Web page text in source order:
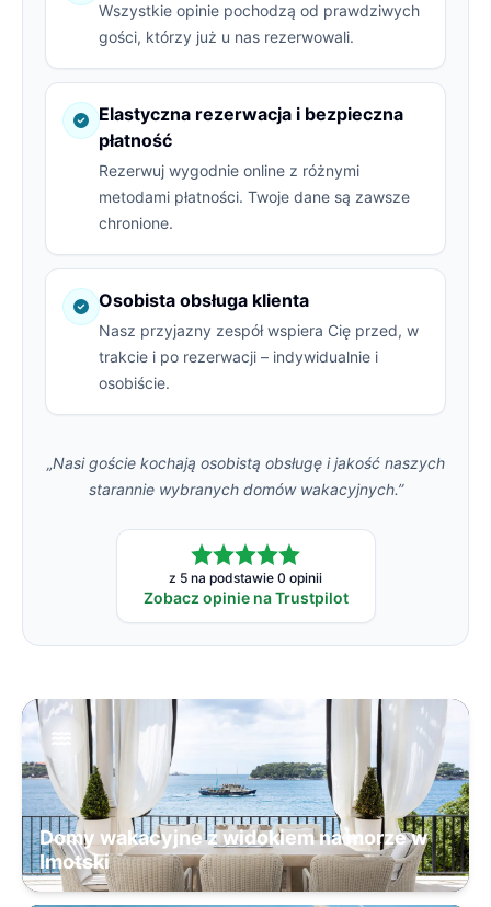
Wszystkie opinie pochodzą od prawdziwych
gości, którzy już u nas rezerwowali.
Elastyczna rezerwacja i bezpieczna
płatność
Rezerwuj wygodnie online z różnymi
metodami płatności. Twoje dane są zawsze
chronione.
Osobista obsługa klienta
Nasz przyjazny zespół wspiera Cię przed, w
trakcie i po rezerwacji – indywidualnie i
osobiście.
„Nasi goście kochają osobistą obsługę i jakość naszych
starannie wybranych domów wakacyjnych.”
z 5 na podstawie 0 opinii
Zobacz opinie na Trustpilot
Domy wakacyjne z widokiem na morze w
Imotski